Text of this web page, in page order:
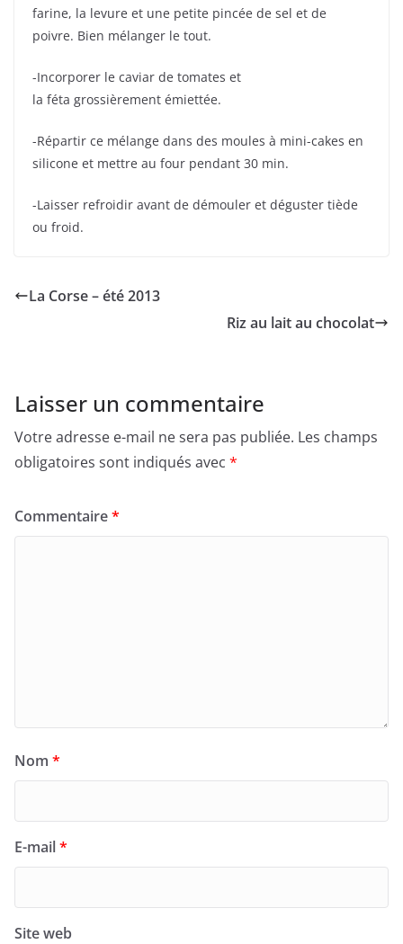
farine, la levure et une petite pincée de sel et de
poivre. Bien mélanger le tout.
-Incorporer le caviar de tomates et
la féta grossièrement émiettée.
-Répartir ce mélange dans des moules à mini-cakes en
silicone et mettre au four pendant 30 min.
-Laisser refroidir avant de démouler et déguster tiède
ou froid.
La Corse – été 2013
Riz au lait au chocolat
Laisser un commentaire
Votre adresse e-mail ne sera pas publiée. Les champs
obligatoires sont indiqués avec *
Commentaire*
Nom *
E-mail*
Site web